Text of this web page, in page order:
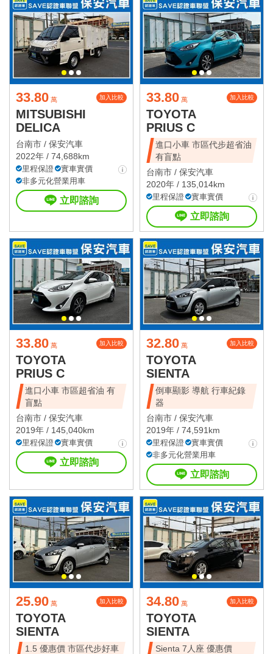
33.80 萬 加入比較
MITSUBISHI
DELICA
台南市 / 保安汽車
2022年 / 74,688km
里程保證
實車實價
非多元化營業用車
立即諮詢
33.80 萬 加入比較
TOYOTA
PRIUS C
進口小車 市區代步超省油
有盲點
台南市 / 保安汽車
2020年 / 135,014km
里程保證 實車實價
立即諮詢
33.80 萬 加入比較
TOYOTA
PRIUS C
進口小車 市區超省油 有
盲點
台南市 / 保安汽車
2019年 / 145,040km
里程保證 實車實價
立即諮詢
32.80 萬 加入比較
TOYOTA
SIENTA
倒車顯影 導航 行車紀錄
器
台南市 / 保安汽車
2019年 / 74,591km
里程保證
實車實價
非多元化營業用車
立即諮詢
25.90 萬 加入比較
TOYOTA
SIENTA
1.5 優惠價 市區代步好車
34.80 萬 加入比較
TOYOTA
SIENTA
Sienta 7人座 優惠價